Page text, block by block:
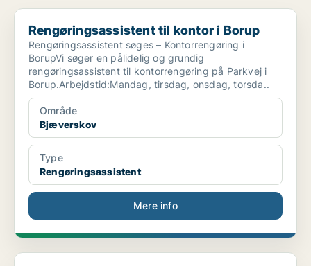
Rengøringsassistent til kontor i Borup
Rengøringsassistent til kontor i Borup
Rengøringsassistent søges – Kontorrengøring i
BorupVi søger en pålidelig og grundig
rengøringsassistent til kontorrengøring på Parkvej i
Borup.Arbejdstid:Mandag, tirsdag, onsdag, torsda..
Område
Bjæverskov
Type
Rengøringsassistent
Mere info
Rengøringsassistent til kontor i Frederiksberg